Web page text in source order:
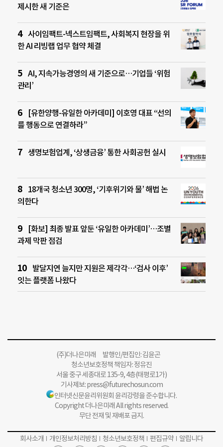
제시한 새 기준은
사이임팩트-넥스트임팩트, 사회복지 현장을 위
한 AI 리빙랩 업무 협약 체결
AI, 지속가능경영의 새 기준으로…기업들 ‘위험
관리’
[유한양행-유일한 아카데미] 이호영 대표 “선의
를 행동으로 연결하라”
생명보험업계, ‘상생금융’ 통한 사회공헌 실시
18개국 청소년 300명, ‘기후위기와 물’ 해법 논
의한다
[화보] 최종 발표 앞둔 ‘유일한 아카데미’…조별
과제 막판 점검
발달지연 늘지만 지원은 제각각…‘검사 이후’
잇는 플랫폼 나왔다
(주)더나은미래 발행인/편집인: 김윤곤
청소년보호정책 책임자: 정유진
서울 중구 세종대로 135-9, 4층(태평로1가)
기사제보:press@futurechosun.com
인터넷신문윤리위원회 윤리강령을 준수합니다.
Copyright 더나은미래 All rights reserved.
무단 전재 및 재배포 금지.
회사소개 개인정보처리방침 청소년보호정책 편집규약 알립니다